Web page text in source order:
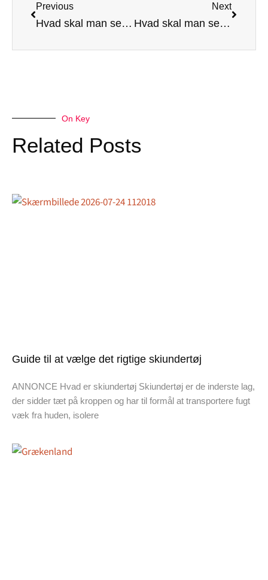
Previous
Hvad skal man se på Mallorca i bil
Next
Hvad skal man se på Maldiverne
On Key
Related Posts
Guide til at vælge det rigtige skiundertøj
ANNONCE Hvad er skiundertøj Skiundertøj er de inderste lag,
der sidder tæt på kroppen og har til formål at transportere fugt
væk fra huden, isolere